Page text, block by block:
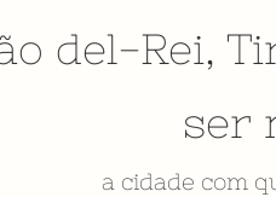
del-Rei,
ser
a cidade com